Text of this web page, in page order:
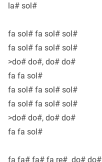
la# sol#
fa sol# fa sol# sol#
fa sol# fa sol# sol#
>do# do#, do# do#
fa fa sol#
fa sol# fa sol# sol#
fa sol# fa sol# sol#
>do# do#, do# do#
fa fa sol#
fa fa# fa# fa re# do# do#